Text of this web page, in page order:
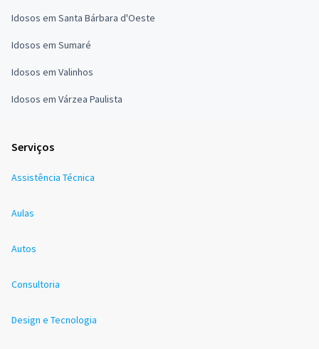
Idosos em Santa Bárbara d'Oeste
Idosos em Sumaré
Idosos em Valinhos
Idosos em Várzea Paulista
Serviços
Assistência Técnica
Aulas
Autos
Consultoria
Design e Tecnologia